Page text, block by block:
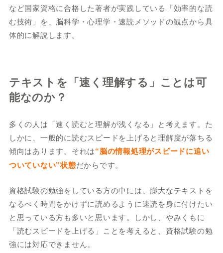
など国家資格に合格した著者が実践している「効率的な読
む技術」を、脳科学・心理学・速読メソッドの観点から具
体的に解説します。
テキストを「速く理解する」ことは可
能なのか？
多くの人は「速く読むと理解が浅くなる」と考えます。た
しかに、一般的に読むスピードを上げると理解度が落ちる
傾向はあります。それは“脳の情報処理がスピードに追い
ついていない”状態だからです。
資格試験の勉強をしている方の中には、膨大なテキストを
なるべく時間をかけずに読めるように速読を身に付けたい
と思っている方も多いと思います。しかし、やみくもに
「読むスピードを上げる」ことを考えると、資格試験の勉
強には対応できません。